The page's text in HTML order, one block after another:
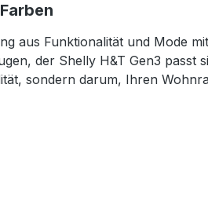
aus Funktionalität und Mode
der Shelly H&T Gen3
sondern darum, Ihren